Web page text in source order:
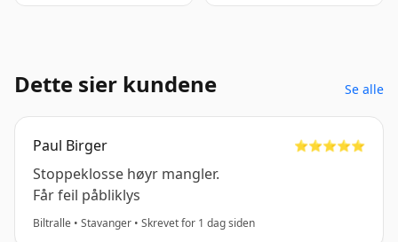
Dette sier kundene Se alle
Paul Birger ⭐️⭐️⭐️⭐️⭐️
Stoppeklosse høyr mangler.
Får feil påbliklys
Biltralle • Stavanger • Skrevet for 1 dag siden